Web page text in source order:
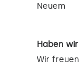
Neuem
Haben
Wir